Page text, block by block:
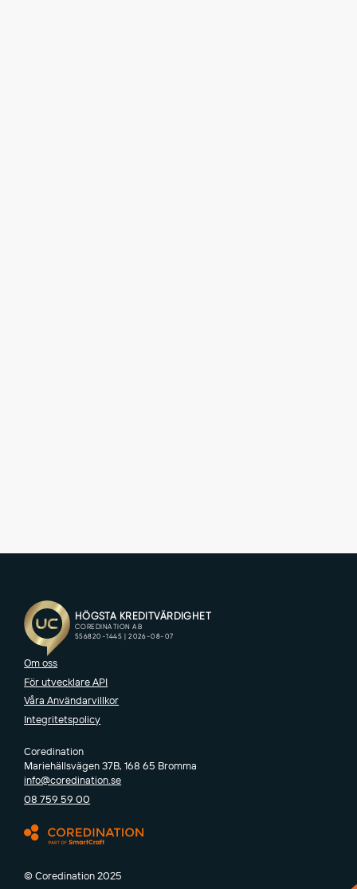
© Coredination 2025
Coredination
Mariehällsvägen 37B, 168 65 Bromma
info@coredination.se
08 759 59 00
Om oss
För utvecklare API
Våra Användarvillkor
Integritetspolicy